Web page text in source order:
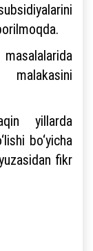
yillarda
bo‘yicha
fikr